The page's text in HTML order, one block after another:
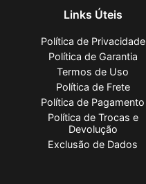
Links Úteis
Política de Privacidade
Política de Garantia
Termos de Uso
Política de Frete
Política de Pagamento
Política de Trocas e
Devolução
Exclusão de Dados